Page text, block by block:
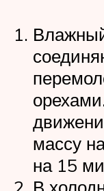
массу
на 15